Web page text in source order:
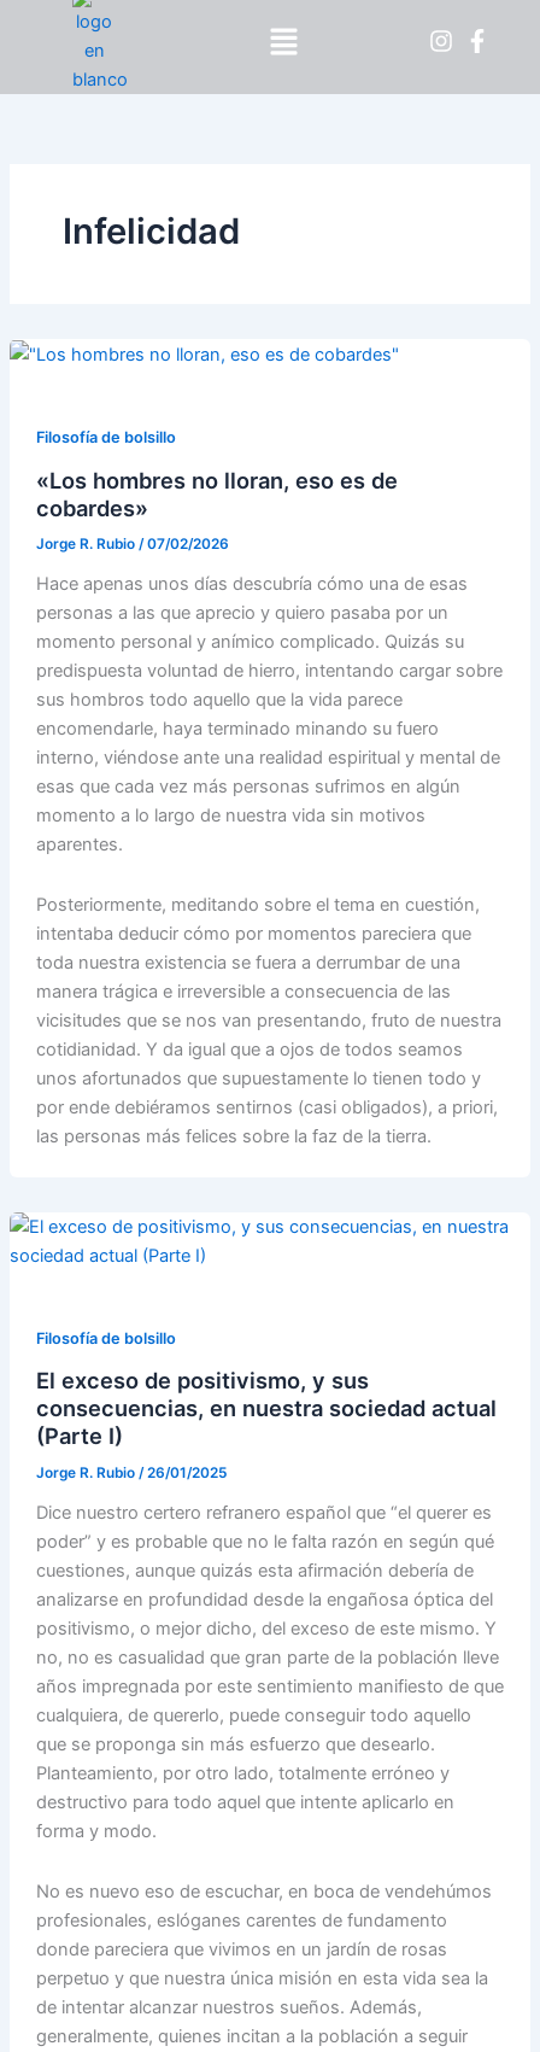
contenido
Menú
Infelicidad
Filosofía de bolsillo
«Los hombres no lloran, eso es de
cobardes»
Jorge R. Rubio /07/02/2026
Hace apenas unos días descubría cómo una de esas
personas a las que aprecio y quiero pasaba por un
momento personal y anímico complicado. Quizás su
predispuesta voluntad de hierro, intentando cargar sobre
sus hombros todo aquello que la vida parece
encomendarle, haya terminado minando su fuero
interno, viéndose ante una realidad espiritual y mental de
esas que cada vez más personas sufrimos en algún
momento a lo largo de nuestra vida sin motivos
aparentes.
Posteriormente, meditando sobre el tema en cuestión,
intentaba deducir cómo por momentos pareciera que
toda nuestra existencia se fuera a derrumbar de una
manera trágica e irreversible a consecuencia de las
vicisitudes que se nos van presentando, fruto de nuestra
cotidianidad. Y da igual que a ojos de todos seamos
unos afortunados que supuestamente lo tienen todo y
por ende debiéramos sentirnos (casi obligados), a priori,
las personas más felices sobre la faz de la tierra.
Filosofía de bolsillo
El exceso de positivismo, y sus
consecuencias, en nuestra sociedad actual
(Parte I)
Jorge R. Rubio /26/01/2025
Dice nuestro certero refranero español que “el querer es
poder” y es probable que no le falta razón en según qué
cuestiones, aunque quizás esta afirmación debería de
analizarse en profundidad desde la engañosa óptica del
positivismo, o mejor dicho, del exceso de este mismo. Y
no, no es casualidad que gran parte de la población lleve
años impregnada por este sentimiento manifiesto de que
cualquiera, de quererlo, puede conseguir todo aquello
que se proponga sin más esfuerzo que desearlo.
Planteamiento, por otro lado, totalmente erróneo y
destructivo para todo aquel que intente aplicarlo en
forma y modo.
No es nuevo eso de escuchar, en boca de vendehúmos
profesionales, eslóganes carentes de fundamento
donde pareciera que vivimos en un jardín de rosas
perpetuo y que nuestra única misión en esta vida sea la
de intentar alcanzar nuestros sueños. Además,
generalmente, quienes incitan a la población a seguir